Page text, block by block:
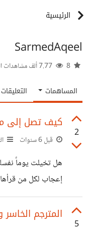
الرئيسية
SarmedAqeel
المساهمات التعليقات
2
كيف تصل إلى
قبل 6 سنوات
هل تخيلت يوماً
إعجاب لكل من
بالترجمة فعلاً
تحقيق حلمك ولكن
المترجم